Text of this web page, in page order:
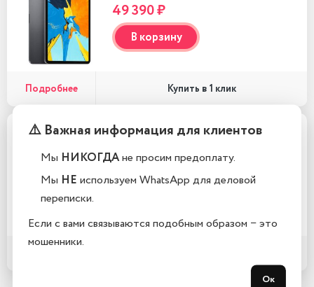
49 390 ₽
В корзину
Подробнее Купить в 1 клик
Apple iPad Pro 11 Wi-Fi 64GB
Silver…
47 990 ₽
⚠️ Важная информация для клиентов
Мы НИКОГДАне просим предоплату.
Мы НЕ используем WhatsApp для деловой
переписки.
Если с вами связываются подобным образом − это
мошенники.
Ок